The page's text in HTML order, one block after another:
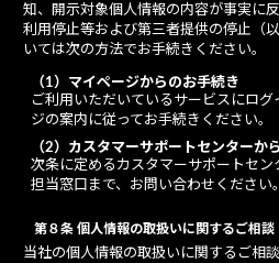
知、開示対象個人情報の内容が事実に
利用停止等および第三者提供の停止（
いては次の方法でお手続きください。
（1）マイページからのお手続き
ご利用いただいているサービスにロ
ジの案内に従ってお手続きください。
（2）カスタマーサポートセンターか
次条に定めるカスタマーサポートセ
担当窓口まで、お問い合わせください。
第８条 個人情報の取扱いに関するご相談
当社の個人情報の取扱いに関するご相